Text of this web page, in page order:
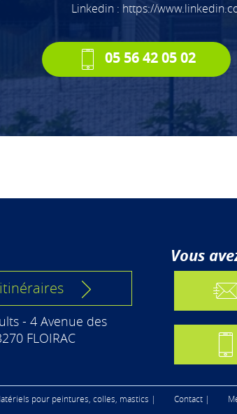
Linkedin : https://
05 56 42 05 02
- 4 Avenue des
FLOIRAC
Vous
pour peintures, colles, mastics | Contact |